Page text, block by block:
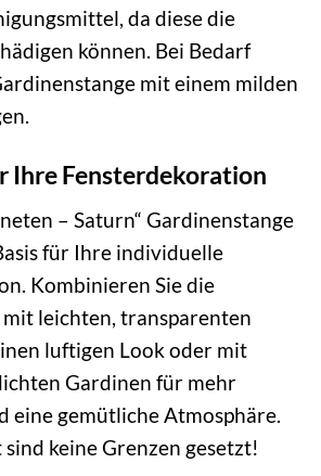
da diese die
können. Bei Bedarf
mit einem milden
Ihre Fensterdekoration
– Saturn“ Gardinenstange
für Ihre individuelle
Kombinieren Sie die
leichten, transparenten
luftigen Look oder mit
Gardinen für mehr
eine gemütliche Atmosphäre.
keine Grenzen gesetzt!